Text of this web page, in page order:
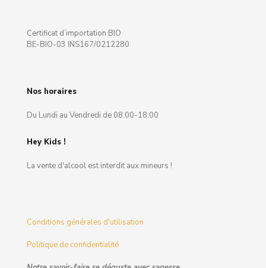
Certificat d’importation BIO
BE-BIO-03 INS167/0212280
Nos horaires
Du Lundi au Vendredi de 08:00-18:00
Hey Kids !
La vente d'alcool est interdit aux mineurs !
Conditions générales d'utilisation
Politique de confidentialité